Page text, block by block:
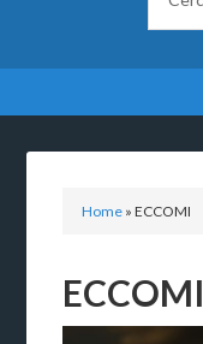
Home »ECCOMI
ECCOMI